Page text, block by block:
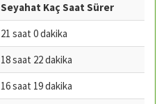
Seyahat Kaç Saat Sürer
21 saat 0 dakika
18 saat 22 dakika
16 saat 19 dakika